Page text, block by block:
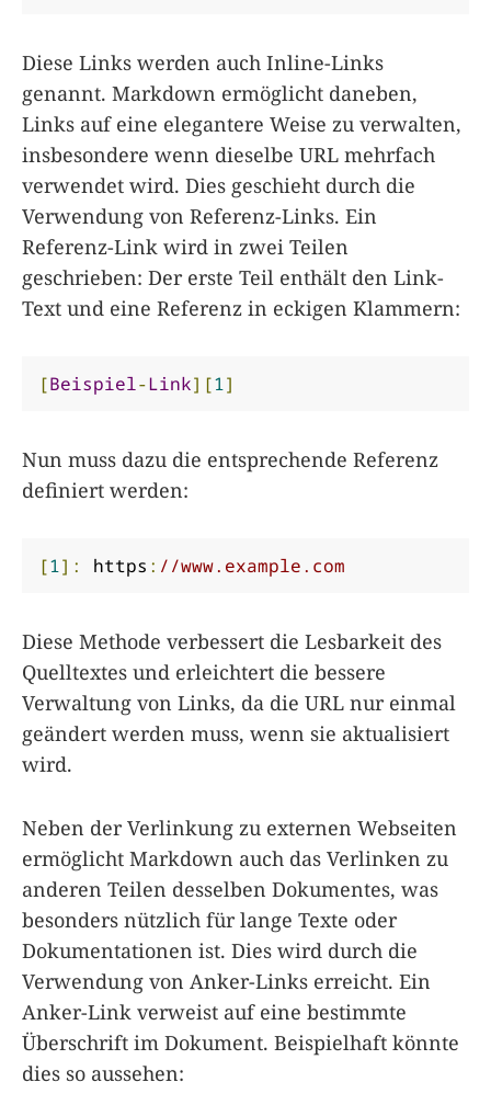
Diese Links werden auch Inline-Links
genannt. Markdown ermöglicht daneben,
Links auf eine elegantere Weise zu verwalten,
insbesondere wenn dieselbe URL mehrfach
verwendet wird. Dies geschieht durch die
Verwendung von Referenz-Links. Ein
Referenz-Link wird in zwei Teilen
geschrieben: Der erste Teil enthält den Link-
Text und eine Referenz in eckigen Klammern:
[Beispiel-Link][1]
Nun muss dazu die entsprechende Referenz
definiert werden:
[1]: https : //www.example.com
Diese Methode verbessert die Lesbarkeit des
Quelltextes und erleichtert die bessere
Verwaltung von Links, da die URL nur einmal
geändert werden muss, wenn sie aktualisiert
wird.
Neben der Verlinkung zu externen Webseiten
ermöglicht Markdown auch das Verlinken zu
anderen Teilen desselben Dokumentes, was
besonders nützlich für lange Texte oder
Dokumentationen ist. Dies wird durch die
Verwendung von Anker-Links erreicht. Ein
Anker-Link verweist auf eine bestimmte
Überschrift im Dokument. Beispielhaft könnte
dies so aussehen: